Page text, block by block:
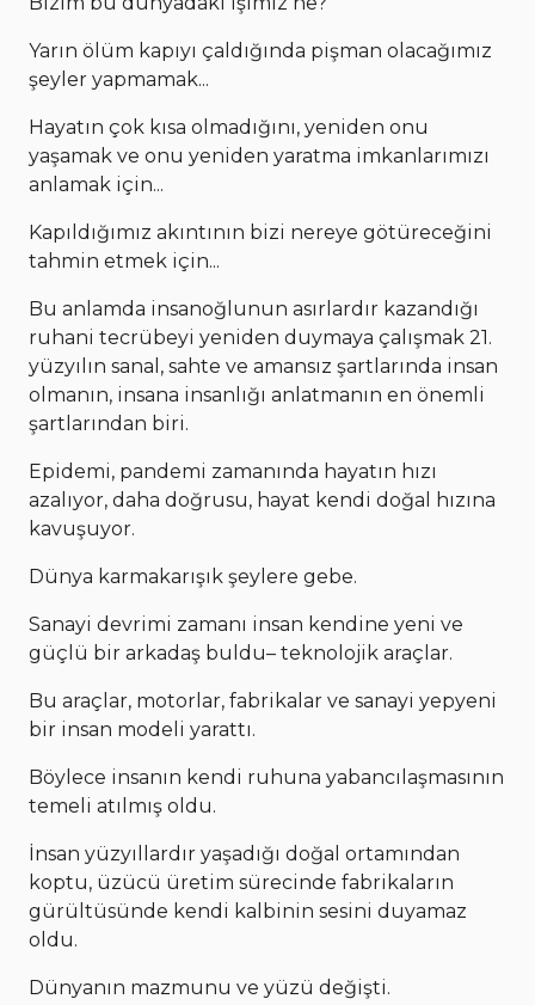
Yarın ölüm kapıyı çaldığında pişman olacağımız
şeyler yapmamak...
Hayatın çok kısa olmadığını, yeniden onu
yaşamak ve onu yeniden yaratma imkanlarımızı
anlamak için...
Kapıldığımız akıntının bizi nereye götüreceğini
tahmin etmek için...
Bu anlamda insanoğlunun asırlardır kazandığı
ruhani tecrübeyi yeniden duymaya çalışmak 21.
yüzyılın sanal, sahte ve amansız şartlarında insan
olmanın, insana insanlığı anlatmanın en önemli
şartlarından biri.
Epidemi, pandemi zamanında hayatın hızı
azalıyor, daha doğrusu, hayat kendi doğal hızına
kavuşuyor.
Dünya karmakarışık şeylere gebe.
Sanayi devrimi zamanı insan kendine yeni ve
güçlü bir arkadaş buldu– teknolojik araçlar.
Bu araçlar, motorlar, fabrikalar ve sanayi yepyeni
bir insan modeli yarattı.
Böylece insanın kendi ruhuna yabancılaşmasının
temeli atılmış oldu.
İnsan yüzyıllardır yaşadığı doğal ortamından
koptu, üzücü üretim sürecinde fabrikaların
gürültüsünde kendi kalbinin sesini duyamaz
oldu.
Dünyanın mazmunu ve yüzü değişti.